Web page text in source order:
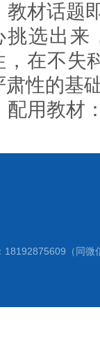
教材话题
挑选出来
，在不失
肃性的基
配用教材
（同微